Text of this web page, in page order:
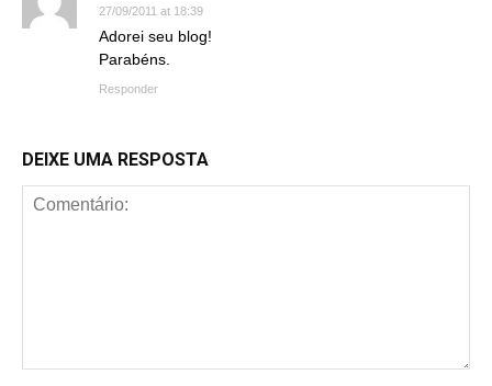
27/09/2011 at 18:39
Adorei seu blog!
Parabéns.
Responder
DEIXE UMA RESPOSTA